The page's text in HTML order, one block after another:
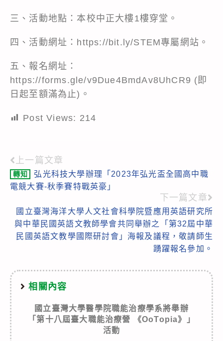
三、活動地點：本校中正大樓1樓穿堂。
四、活動網址：https://bit.ly/STEM專屬網站。
五、報名網址：
https://forms.gle/v9Due4BmdAv8UhCR9 (即
日起至額滿為止)。
Post Views: 214
Read
more
上一篇文章
轉知
弘光科技大學辦理「2023年弘光盃全國高中職
電競大賽-秋季賽特戰英豪」
下一篇文章
國立臺灣海洋大學人文社會科學院暨應用英語研究所
與中華民國英語文教師學會共同舉辦之「第32屆中華
民國英語文教學國際研討會」海報及議程，敬請師生
踴躍報名參加。
相關內容
國立臺灣大學醫學院職能治療學系將舉辦
「第十八屆臺大職能治療營 《OoTopia》」
活動